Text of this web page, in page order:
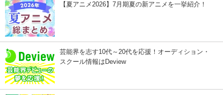
【夏アニメ2026】7月期夏の新アニメを一挙紹介！
芸能界を志す10代～20代を応援！オーディション・
スクール情報はDeview